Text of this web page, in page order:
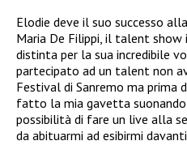
Elodie deve il suo successo
Maria De Filippi, il talent show
distinta per la sua incredibile
partecipato ad un talent non
Festival di Sanremo ma prima
fatto la mia gavetta
possibilità di fare un live alla
da abituarmi ad esibirmi